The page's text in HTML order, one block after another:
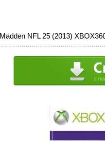
Madden NFL 25 (2013)